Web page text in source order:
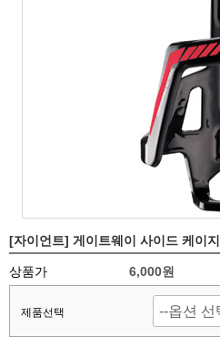
[자이언트] 게이트웨이 사이드 케이지
상품가 6,000원
제품선택